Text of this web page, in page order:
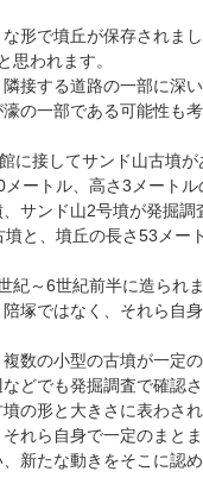
形で墳丘が保存されま
思われます。
接する道路の一部に深
の一部である可能性も
に接してサンド山古墳
ートル、高さ3メート
サンド山2号墳が発掘調
と、墳丘の長さ53メー
紀～6世紀前半に造られ
塚ではなく、それら自
数の小型の古墳が一定
どでも発掘調査で確認さ
の形と大きさに表わさ
れら自身で一定のまと
新たな動きをそこに認